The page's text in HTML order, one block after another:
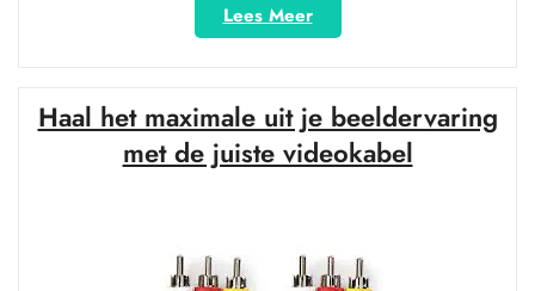
Lees Meer“HDMI
Kabel
van
10
Meter:
Ontdek
de
Action”
Haal het maximale uit je beeldervaring
met de juiste videokabel